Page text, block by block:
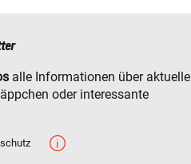
alle Informationen über aktuelle
oder interessante